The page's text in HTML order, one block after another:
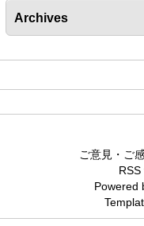
Archives
ご意見・ご
Powered